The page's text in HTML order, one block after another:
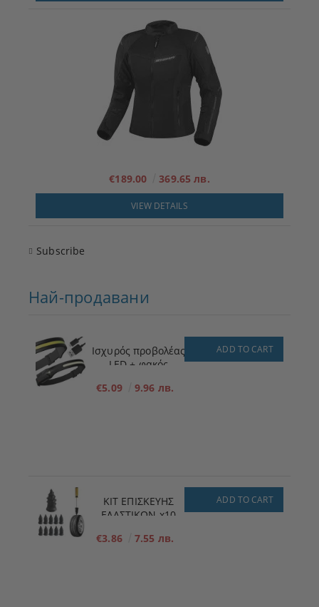
€189.00 369.65 лв.
VIEW DETAILS
Subscribe
Най-продавани
Ισχυρός προβολέας
LED + φακός
€5.09
9.96 лв.
ADD TO CART
ΚΙΤ ΕΠΙΣΚΕΥΗΣ
ΕΛΑΣΤΙΚΩΝ x10
mm x 11,7 mm
€3.86 7.55 лв.
ADD TO CART